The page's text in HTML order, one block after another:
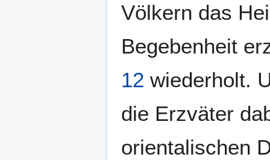
Völkern das
Begebenheit
12 wiederholt.
die Erzväter
orientalischen